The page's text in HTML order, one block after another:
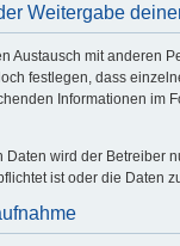
Weitergabe
Austausch mit anderen
festlegen, dass
Informationen im
wird der Betreiber
ist oder die Daten